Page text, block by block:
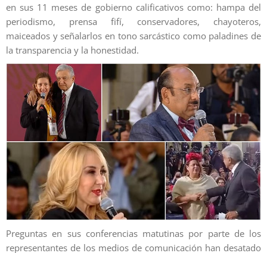
en sus 11 meses de gobierno calificativos como: hampa del
periodismo, prensa fifí, conservadores, chayoteros,
maiceados y señalarlos en tono sarcástico como paladines de
la transparencia y la honestidad.
Preguntas en sus conferencias matutinas por parte de los
representantes de los medios de comunicación han desatado